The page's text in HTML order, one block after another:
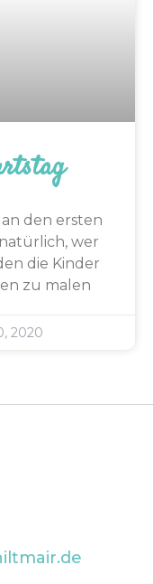
den ersten
wer
die Kinder
zu malen
2020